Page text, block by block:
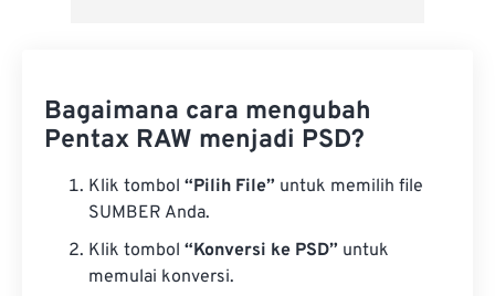
Bagaimana cara mengubah
Pentax RAW menjadi PSD?
Klik tombol “Pilih File” untuk memilih file
SUMBER Anda.
Klik tombol “Konversi ke PSD” untuk
memulai konversi.